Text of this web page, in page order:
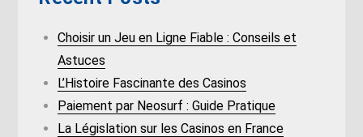
Choisir un Jeu en Ligne Fiable : Conseils et
Astuces
L’Histoire Fascinante des Casinos
Paiement par Neosurf : Guide Pratique
La Législation sur les Casinos en France